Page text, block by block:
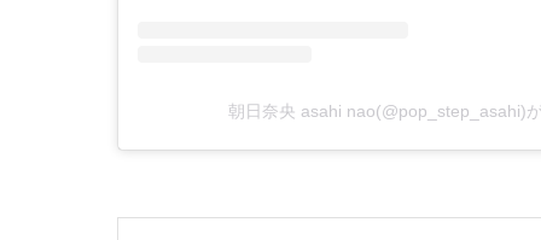
朝日奈央 asahi nao(@pop_step_asahi)